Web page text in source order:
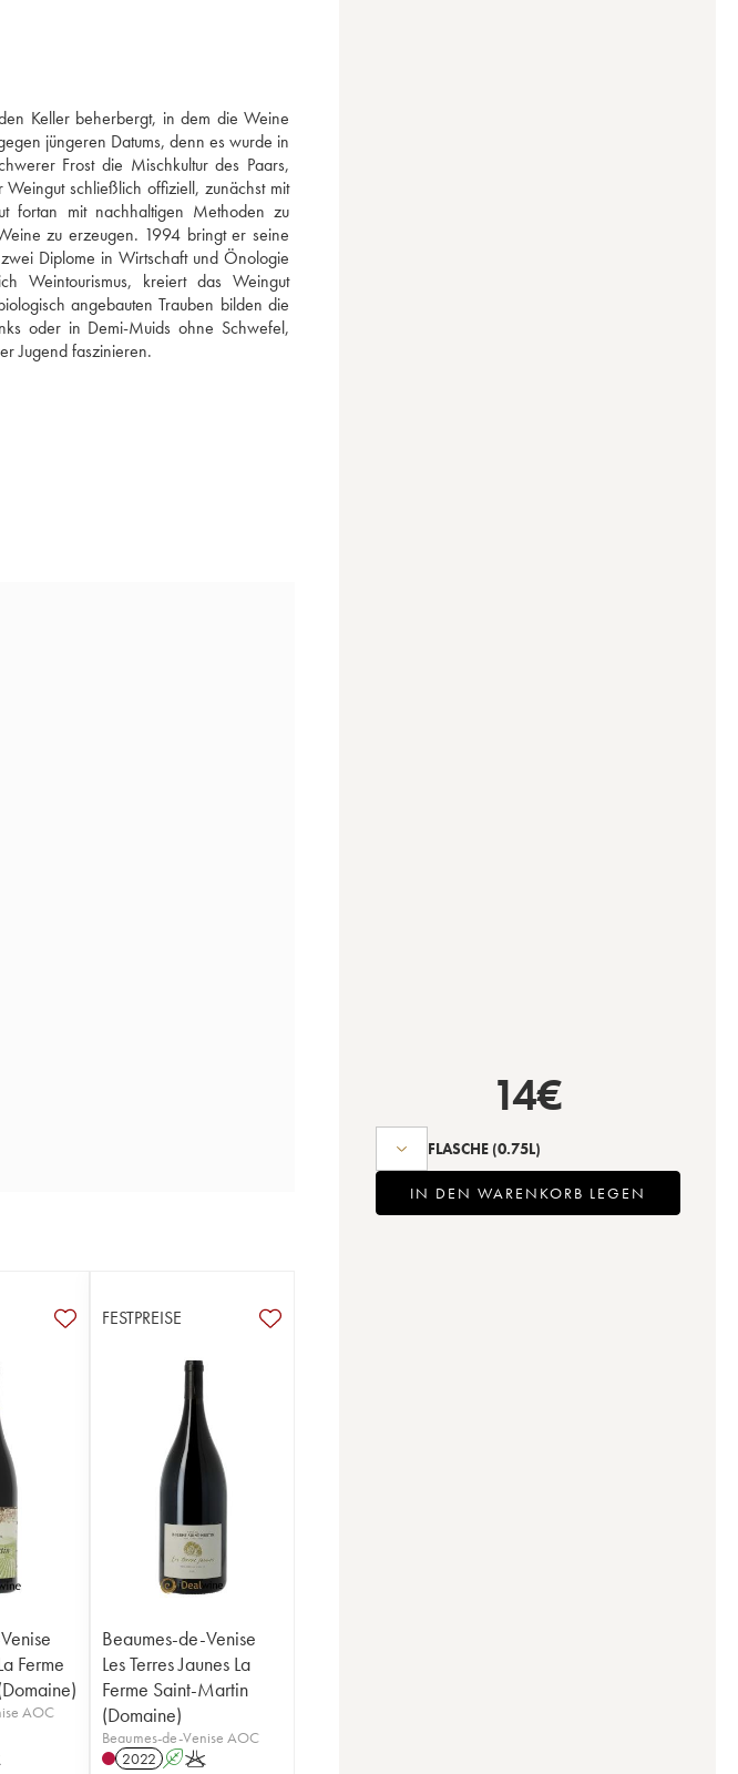
Keller beherbergt, in dem die Weine
jüngeren Datums, denn es wurde in
Frost die Mischkultur des Paars,
schließlich offiziell, zunächst mit
fortan mit nachhaltigen Methoden zu
zu erzeugen. 1994 bringt er seine
Diplome in Wirtschaft und Önologie
Weintourismus, kreiert das Weingut
angebauten Trauben bilden die
oder in Demi-Muids ohne Schwefel,
Jugend faszinieren.
Ferme
AOC
FESTPREISE
Beaumes-de-Venise
Les Terres Jaunes La
Ferme Saint-Martin
(Domaine)
Beaumes-de-Venise AOC
2022 AK
14€
FLASCHE (0.75L)
IN DEN WARENKORB LEGEN